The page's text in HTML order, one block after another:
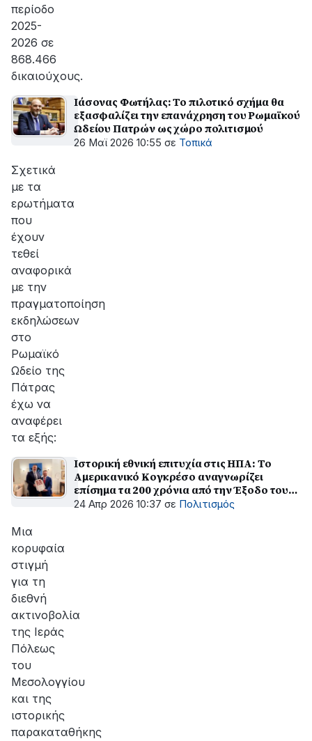
περίοδο
2025-
2026 σε
868.466
δικαιούχους.
Ιάσονας Φωτήλας: Το πιλοτικό σχήμα θα
εξασφαλίζει την επανάχρηση του Ρωμαϊκού
Ωδείου Πατρών ως χώρο πολιτισμού
26 Μαϊ 2026 10:55 σε Τοπικά
Σχετικά
με τα
ερωτήματα
που
έχουν
τεθεί
αναφορικά
με την
πραγματοποίηση
εκδηλώσεων
στο
Ρωμαϊκό
Ωδείο της
Πάτρας
έχω να
αναφέρει
τα εξής:
Ιστορική εθνική επιτυχία στις ΗΠΑ: Το
Αμερικανικό Κογκρέσο αναγνωρίζει
επίσημα τα 200 χρόνια από την Έξοδο του
Μεσολογγίου – Επίτιμος Δημότης ο Γκας
24 Απρ 2026 10:37 σε Πολιτισμός
Μια
κορυφαία
στιγμή
για τη
διεθνή
ακτινοβολία
της Ιεράς
Πόλεως
του
Μεσολογγίου
και της
ιστορικής
παρακαταθήκης